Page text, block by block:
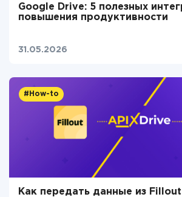
Google Drive: 5 полезных
повышения продуктивности
31.05.2026
#How-to
Как передать данные из